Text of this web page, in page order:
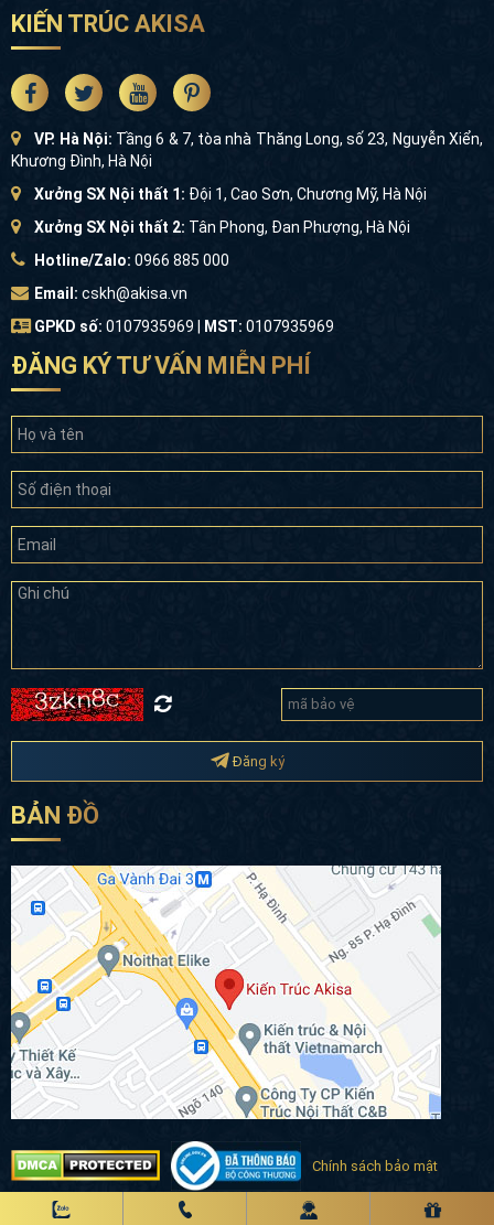
Xiển, Khương Đình, Hà Nội
Xưởng SX Nội thất 2:
Hotline/Zalo: 0966 885 000
Email: cskh@akisa.vn
GPKD số:0107935969 |MST:
ĐĂNG KÝ TƯ VẤN MIỄN PHÍ
Đăng ký
BẢN ĐỒ
Chính sách bảo mật
Copyright 2020 © akisa.vn